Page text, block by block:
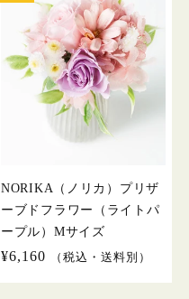
NORIKA（ノリカ）プリザ
ーブドフラワー（ライトパ
ープル）Mサイズ
通
¥6,160 （税込・送料別）